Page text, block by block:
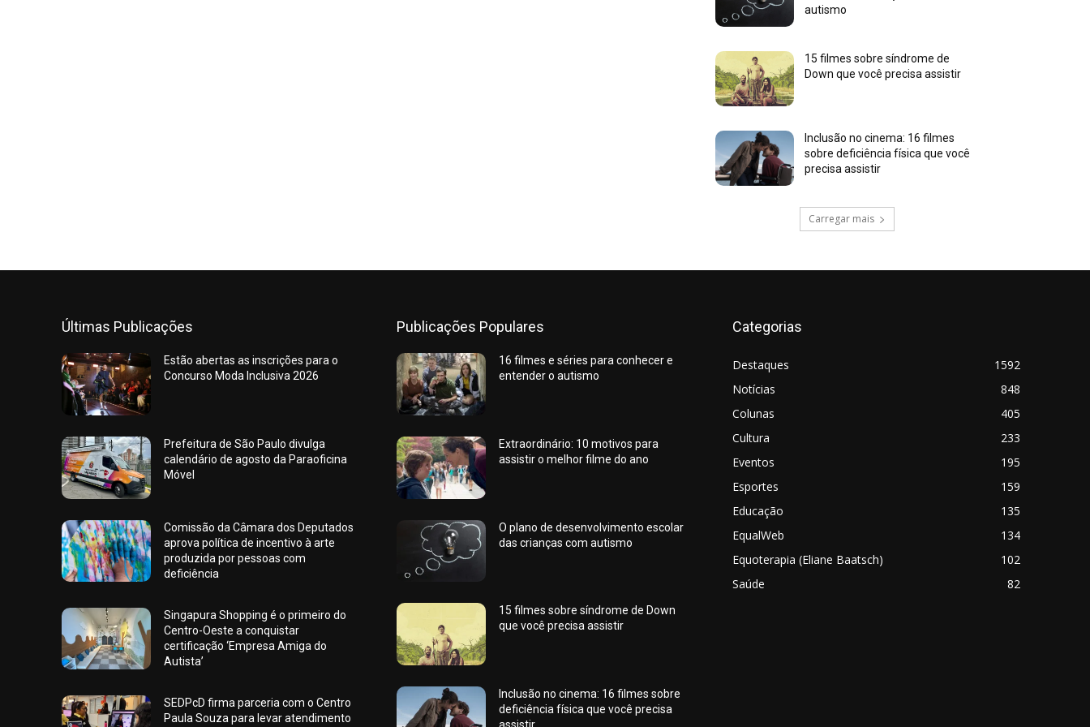
autismo
15 filmes sobre síndrome de
Down que você precisa assistir
Inclusão no cinema: 16 filmes
sobre deficiência física que você
precisa assistir
Carregar mais
Últimas Publicações
Estão abertas as inscrições para o
Concurso Moda Inclusiva 2026
Prefeitura de São Paulo divulga
calendário de agosto da Paraoficina
Móvel
Comissão da Câmara dos Deputados
aprova política de incentivo à arte
produzida por pessoas com
deficiência
Singapura Shopping é o primeiro do
Centro-Oeste a conquistar
certificação ‘Empresa Amiga do
Autista’
SEDPcD firma parceria com o Centro
Paula Souza para levar atendimento
Publicações Populares
16 filmes e séries para conhecer e
entender o autismo
Extraordinário: 10 motivos para
assistir o melhor filme do ano
O plano de desenvolvimento escolar
das crianças com autismo
15 filmes sobre síndrome de Down
que você precisa assistir
Inclusão no cinema: 16 filmes sobre
deficiência física que você precisa
Categorias
Destaques
1592
Notícias
848
Colunas
405
Cultura
233
Eventos
195
Esportes
159
Educação
135
EqualWeb
134
Equoterapia (Eliane Baatsch)
102
Saúde
82